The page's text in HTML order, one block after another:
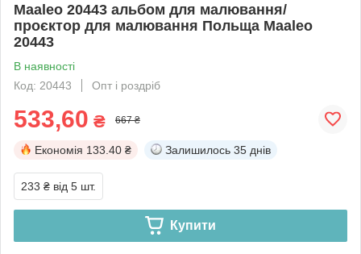
Maaleo 20443 альбом для малювання/
проєктор для малювання Польща Maaleo
20443
В наявності
Код: 20443
Опт і роздріб
533,60 ₴ 667 ₴
Економія 133.40 ₴ Залишилось 35 днів
233 ₴ від 5 шт.
Купити